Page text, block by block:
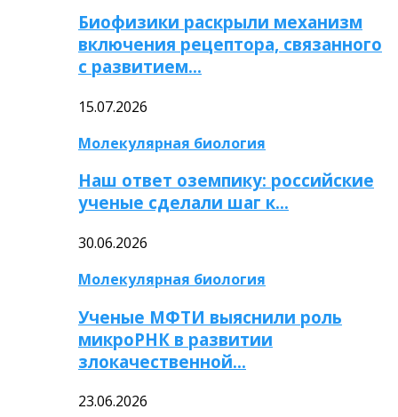
Биофизики раскрыли механизм
включения рецептора, связанного
с развитием…
15.07.2026
Молекулярная биология
Наш ответ оземпику: российские
ученые сделали шаг к…
30.06.2026
Молекулярная биология
Ученые МФТИ выяснили роль
микроРНК в развитии
злокачественной…
23.06.2026